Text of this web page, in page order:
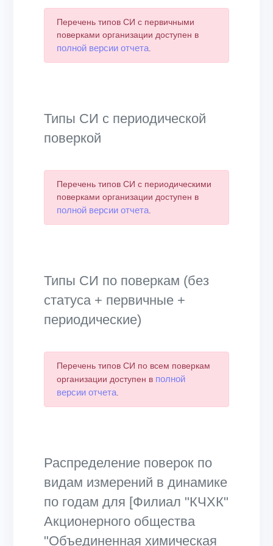
Перечень типов СИ с первичными
поверками организации доступен в
полной версии отчета.
Типы СИ с периодической
поверкой
Перечень типов СИ с периодическими
поверками организации доступен в
полной версии отчета.
Типы СИ по поверкам (без
статуса + первичные +
периодические)
Перечень типов СИ по всем поверкам
организации доступен в полной
версии отчета.
Распределение поверок по
видам измерений в динамике
по годам для [Филиал "КЧХК"
Акционерного общества
"Объединенная химическая